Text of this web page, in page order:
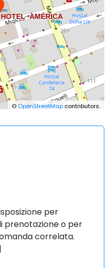
© OpenStreetMapcontributors.
per
prenotazione o per
correlata.
|